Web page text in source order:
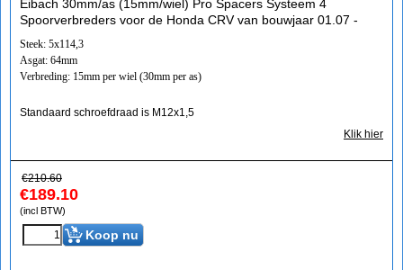
Eibach 30mm/as (15mm/wiel) Pro Spacers Systeem 4
Spoorverbreders voor de Honda CRV van bouwjaar 01.07 -
Steek: 5x114,3
Asgat: 64mm
Verbreding: 15mm per wiel (30mm per as)
Standaard schroefdraad is M12x1,5
Klik hier
€210.60
€189.10
(incl BTW)
Koop nu